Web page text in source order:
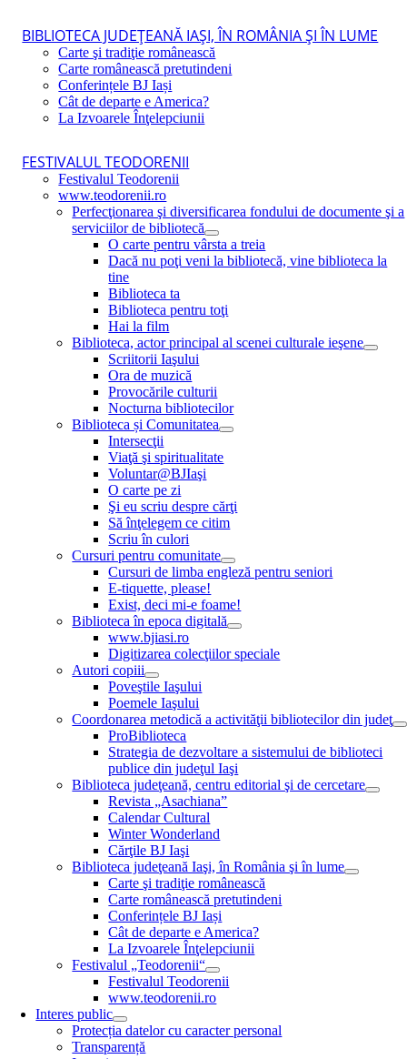
BIBLIOTECA JUDEŢEANĂ IAŞI, ÎN ROMÂNIA ŞI ÎN LUME
Carte şi tradiţie românească
Carte românească pretutindeni
Conferințele BJ Iași
Cât de departe e America?
La Izvoarele Înţelepciunii
FESTIVALUL TEODORENII
Festivalul Teodorenii
www.teodorenii.ro
Perfecţionarea şi diversificarea fondului de documente şi a
serviciilor de bibliotecă
O carte pentru vârsta a treia
Dacă nu poţi veni la bibliotecă, vine biblioteca la
tine
Biblioteca ta
Biblioteca pentru toţi
Hai la film
Biblioteca, actor principal al scenei culturale ieşene
Scriitorii Iaşului
Ora de muzică
Provocările culturii
Nocturna bibliotecilor
Biblioteca și Comunitatea
Intersecţii
Viaţă şi spiritualitate
Voluntar@BJIaşi
O carte pe zi
Şi eu scriu despre cărţi
Să înţelegem ce citim
Scriu în culori
Cursuri pentru comunitate
Cursuri de limba engleză pentru seniori
E-tiquette, please!
Exist, deci mi-e foame!
Biblioteca în epoca digitală
www.bjiasi.ro
Digitizarea colecţiilor speciale
Autori copiii
Poveştile Iaşului
Poemele Iaşului
Coordonarea metodică a activităţii bibliotecilor din judeţ
ProBiblioteca
Strategia de dezvoltare a sistemului de biblioteci
publice din judeţul Iaşi
Biblioteca judeţeană, centru editorial şi de cercetare
Revista „Asachiana”
Calendar Cultural
Winter Wonderland
Cărţile BJ Iaşi
Biblioteca judeţeană Iaşi, în România şi în lume
Carte şi tradiţie românească
Carte românească pretutindeni
Conferințele BJ Iași
Cât de departe e America?
La Izvoarele Înţelepciunii
Festivalul „Teodorenii“
Festivalul Teodorenii
www.teodorenii.ro
Interes public
Protecția datelor cu caracter personal
Transparență